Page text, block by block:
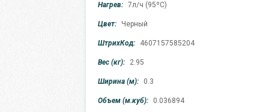
Нагрев: 7л/ч (95ºС)
Цвет: Черный
ШтрихКод: 4607157585204
Вес (кг): 2.95
Ширина (м): 0.3
Объем (м.куб): 0.036894